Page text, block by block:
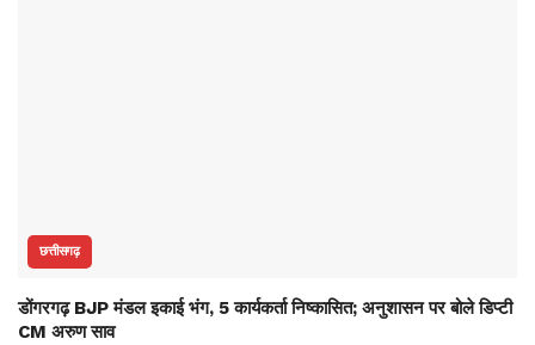
छत्तीसगढ़
डोंगरगढ़ BJP मंडल इकाई भंग, 5 कार्यकर्ता निष्कासित; अनुशासन पर बोले डिप्टी
CM अरुण साव